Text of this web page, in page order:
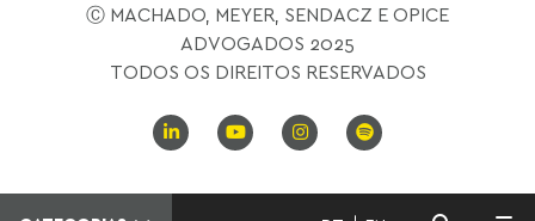
Ⓒ MACHADO, MEYER, SENDACZ E OPICE
ADVOGADOS 2025
TODOS OS DIREITOS RESERVADOS